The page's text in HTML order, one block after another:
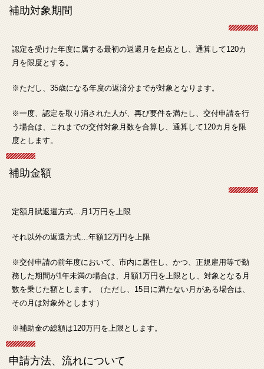
補助対象期間
認定を受けた年度に属する最初の返還月を起点とし、通算して120カ
月を限度とする。
※ただし、35歳になる年度の返済分までが対象となります。
※一度、認定を取り消された人が、再び要件を満たし、交付申請を行
う場合は、これまでの交付対象月数を合算し、通算して120カ月を限
度とします。
補助金額
定額月賦返還方式…月1万円を上限
それ以外の返還方式…年額12万円を上限
※交付申請の前年度において、市内に居住し、かつ、正規雇用等で勤
務した期間が1年未満の場合は、月額1万円を上限とし、対象となる月
数を乗じた額とします。（ただし、15日に満たない月がある場合は、
その月は対象外とします）
※補助金の総額は120万円を上限とします。
申請方法、流れについて